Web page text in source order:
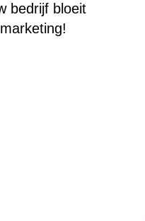
bedrijf bloeit